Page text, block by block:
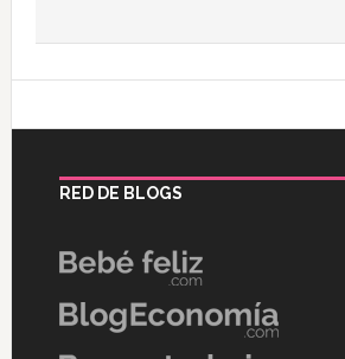
RED DE BLOGS